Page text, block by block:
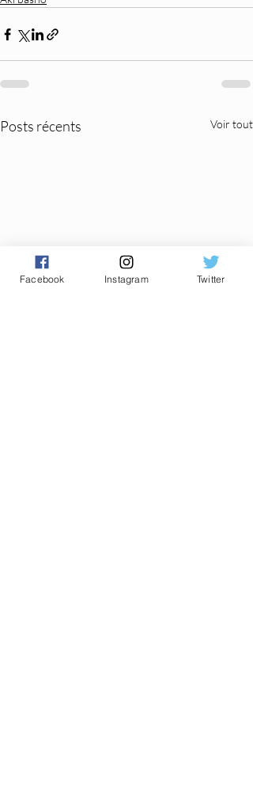
Posts récents Voir tout
Facebook Instagram Twitter